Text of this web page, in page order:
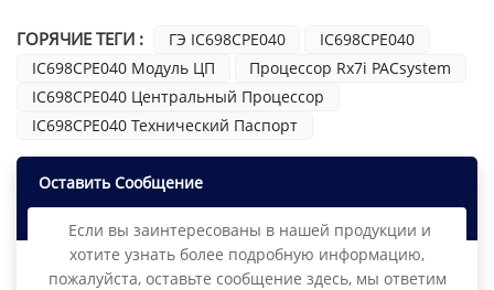
ГОРЯЧИЕ ТЕГИ : ГЭ IC698CPE040
IC698CPE040
IC698CPE040 Модуль ЦП
Процессор Rx7i PACsystem
IC698CPE040 Центральный Процессор
IC698CPE040 Технический Паспорт
Оставить Сообщение
Если вы заинтересованы в нашей продукции и
хотите узнать более подробную информацию,
пожалуйста, оставьте сообщение здесь, мы ответим